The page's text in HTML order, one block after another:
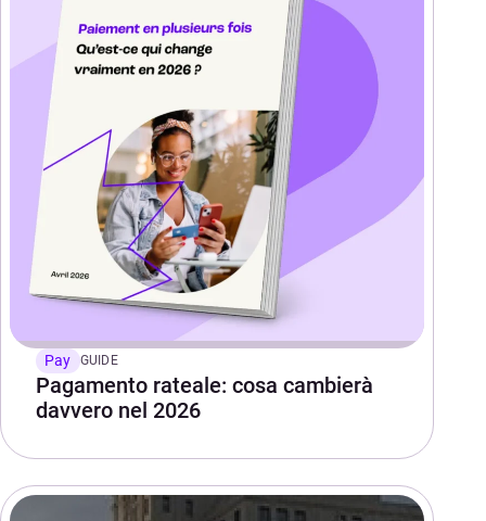
Pay GUIDE
Pagamento rateale: cosa cambierà
davvero nel 2026